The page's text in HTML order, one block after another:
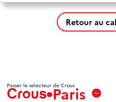
Retour au
Passer le selecteur de Crous
Paris